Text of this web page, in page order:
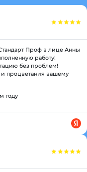
Проф в лице Анны
работу!
без проблем!
процветания вашему
году